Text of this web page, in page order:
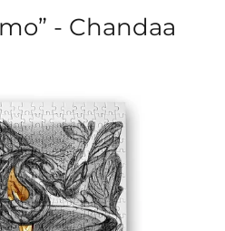
- Chandaa